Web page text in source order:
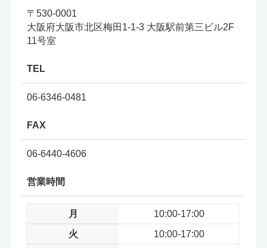
〒530-0001
大阪府大阪市北区梅田1-1-3 大阪駅前第三ビル2F
11号室
TEL
06-6346-0481
FAX
06-6440-4606
営業時間
月
10:00-17:00
火
10:00-17:00